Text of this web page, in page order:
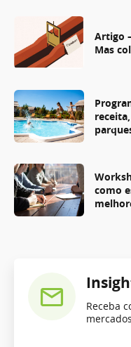
Artigo
Mas
como
Receba